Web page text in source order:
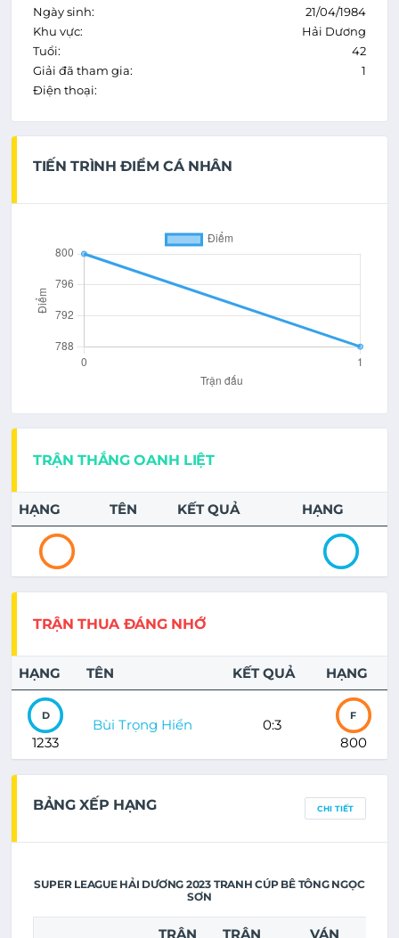
Ngày sinh:
21/04/1984
Khu vực:
Hải Dương
Tuổi:
42
Giải đã tham gia:
1
Điện thoại:
TIẾN TRÌNH ĐIỂM CÁ NHÂN
TRẬN THẮNG OANH LIỆT
HẠNG TÊN KẾT QUẢ HẠNG
TRẬN THUA ĐÁNG NHỚ
HẠNG TÊN KẾT QUẢ HẠNG
D
1233
Bùi Trọng Hiển 0:3
F
800
BẢNG XẾP HẠNG CHI TIẾT
SUPER LEAGUE HẢI DƯƠNG 2023 TRANH CÚP BÊ TÔNG NGỌC
SƠN
TRẬN
TRẬN
VÁN